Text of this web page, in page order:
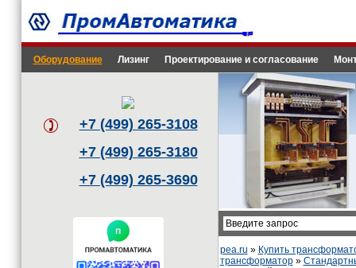
Оборудование Лизинг Проектирование и согласование
+7 (499) 265-3108
+7 (499) 265-3180
+7 (499) 265-3690
pea.ru » Купить
трансформатор»